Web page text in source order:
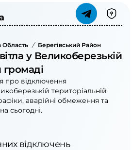
Область / Берегівський Район
у Великоберезькій
громаді
про відключення
територіальній
аварійні обмеження та
сьогодні.
відключень